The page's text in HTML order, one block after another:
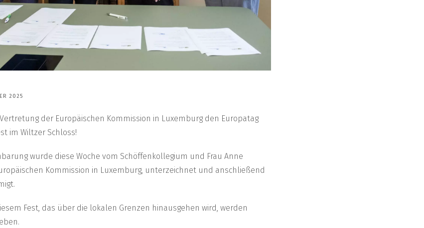
2025
der Europäischen Kommission in Luxemburg den Europatag
im Wiltzer Schloss!
wurde diese Woche vom Schöffenkollegium und Frau Anne
Kommission in Luxemburg, unterzeichnet und anschließend
Fest, das über die lokalen Grenzen hinausgehen wird, werden